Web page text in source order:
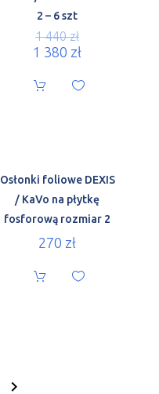
2 – 6 szt
1 440zł
1 380 zł
Osłonki foliowe DEXIS
/ KaVo na płytkę
fosforową rozmiar 2
270 zł